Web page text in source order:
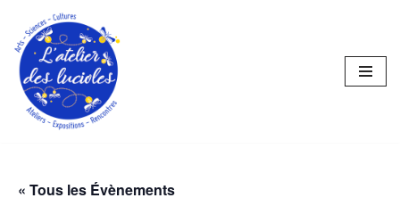
Aller
au
contenu
« Tous les Évènements